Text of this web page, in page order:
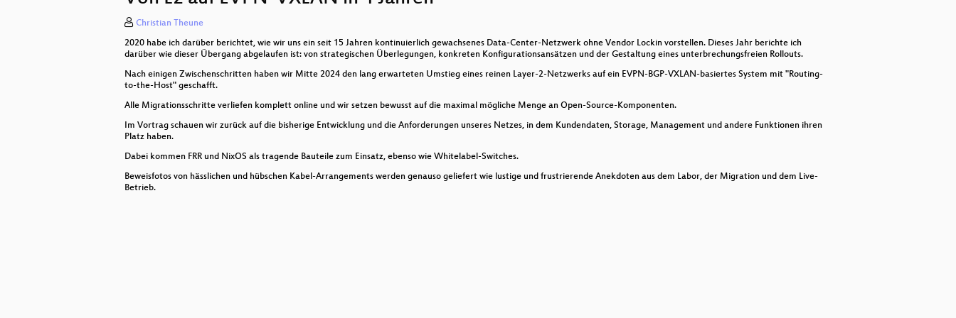
Shutdown
Finding Bugs in Closed-source Software: An Open-source Static Binary Analysis Tool (written in Rust)
Flatcar Linux: what's new in this Container OS?
Boring infrastructure: Building a secure signing environment
ThinkPads
eSIM management on Qualcomm phones
Christian Theune
2020 habe ich darüber berichtet, wie wir uns ein seit 15 Jahren kontinuierlich gewachsenes Data-Center-Netzwerk ohne Vendor Lockin vorstellen. Dieses Jahr berichte ich
darüber wie dieser Übergang abgelaufen ist: von strategischen Überlegungen, konkreten Konfigurationsansätzen und der Gestaltung eines unterbrechungsfreien Rollouts.
Nach einigen Zwischenschritten haben wir Mitte 2024 den lang erwarteten Umstieg eines reinen Layer-2-Netzwerks auf ein EVPN-BGP-VXLAN-basiertes System mit "Routing-
to-the-Host" geschafft.
Alle Migrationsschritte verliefen komplett online und wir setzen bewusst auf die maximal mögliche Menge an Open-Source-Komponenten.
Im Vortrag schauen wir zurück auf die bisherige Entwicklung und die Anforderungen unseres Netzes, in dem Kundendaten, Storage, Management und andere Funktionen ihren
Platz haben.
Dabei kommen FRR und NixOS als tragende Bauteile zum Einsatz, ebenso wie Whitelabel-Switches.
Beweisfotos von hässlichen und hübschen Kabel-Arrangements werden genauso geliefert wie lustige und frustrierende Anekdoten aus dem Labor, der Migration und dem Live-
Betrieb.